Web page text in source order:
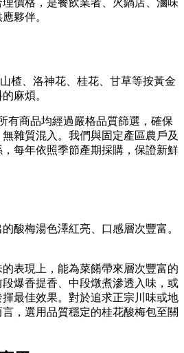
價格，是餐飲業者、火鍋店、滷味
夥伴。
楂、洛神花、桂花、甘草等按黃金
麻煩。
有商品均經過嚴格品質篩選，確保
雜質混入。我們與固定產區農戶及
每年依照季節產期採購，保證新鮮
酸梅湯色澤紅亮、口感層次豐富。
表現上，能為菜餚帶來層次豐富的
爆香提香、中段燉煮滲透入味，或
最佳效果。對於追求正宗川味或地
，選用品質穩定的桂花酸梅包至關